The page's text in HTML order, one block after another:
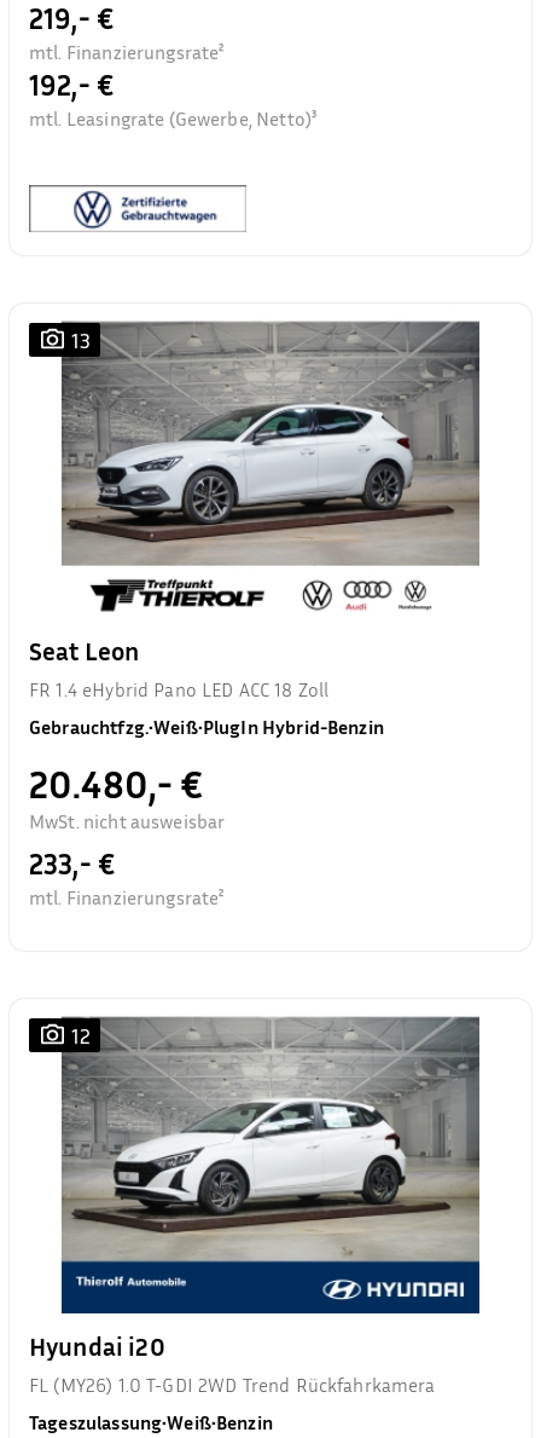
219,- €
mtl. Finanzierungsrate²
192,- €
mtl. Leasingrate (Gewerbe, Netto)³
13
Seat Leon
FR 1.4 eHybrid Pano LED ACC 18 Zoll
Gebrauchtfzg.•Weiß•PlugIn Hybrid-Benzin
20.480,- €
MwSt. nicht ausweisbar
233,- €
mtl. Finanzierungsrate²
12
Hyundai i20
FL (MY26) 1.0 T-GDI 2WD Trend Rückfahrkamera
Tageszulassung•Weiß•Benzin